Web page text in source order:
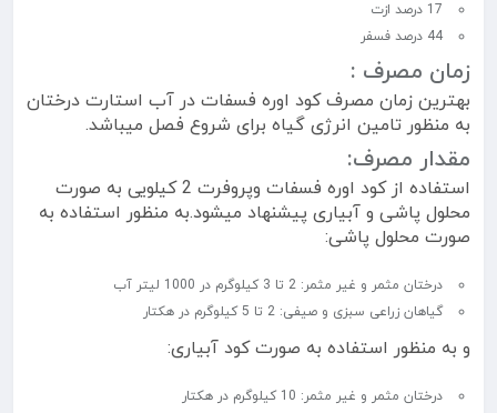
17 درصد ازت
44 درصد فسفر
زمان مصرف :
بهترین زمان مصرف کود اوره فسفات در آب استارت درختان
به منظور تامین انرژی گیاه برای شروع فصل میباشد.
مقدار مصرف:
استفاده از کود اوره فسفات وپروفرت 2 کیلویی به صورت
محلول پاشی و آبیاری پیشنهاد میشود.به منظور استفاده به
صورت محلول پاشی:
درختان مثمر و غیر مثمر: 2 تا 3 کیلوگرم در 1000 لیتر آب
گیاهان زراعی سبزی و صیفی: 2 تا 5 کیلوگرم در هکتار
و به منظور استفاده به صورت کود آبیاری:
درختان مثمر و غیر مثمر: 10 کیلوگرم در هکتار